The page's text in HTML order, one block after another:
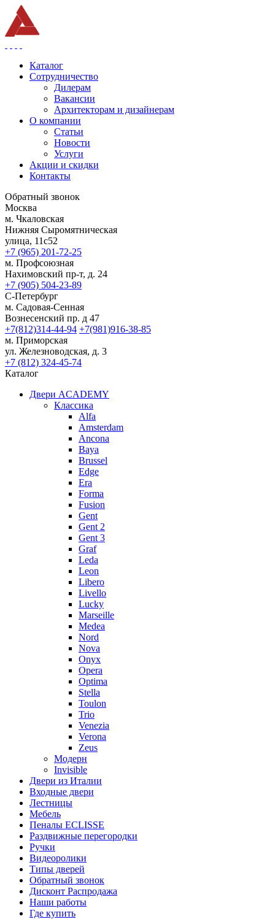
Каталог
Сотрудничество
Дилерам
Вакансии
Архитекторам и дизайнерам
О компании
Статьи
Новости
Услуги
Акции и скидки
Контакты
Обратный звонок
Москва
м. Чкаловская
Нижняя Сыромятническая
улица, 11с52
+7 (965) 201-72-25
м. Профсоюзная
Нахимовский пр-т, д. 24
+7 (905) 504-23-89
С-Петербург
м. Садовая-Сенная
Вознесенский пр. д 47
+7(812)314-44-94 +7(981)916-38-85
м. Приморская
ул. Железноводская, д. 3
+7 (812) 324-45-74
Каталог
Двери ACADEMY
Классика
Alfa
Amsterdam
Ancona
Baya
Brussel
Edge
Era
Forma
Fusion
Gent
Gent 2
Gent 3
Graf
Leda
Leon
Libero
Livello
Lucky
Marseille
Medea
Nord
Nova
Onyx
Opera
Optima
Stella
Toulon
Trio
Venezia
Verona
Zeus
Модерн
Invisible
Двери из Италии
Входные двери
Лестницы
Мебель
Пеналы ECLISSE
Раздвижные перегородки
Ручки
Видеоролики
Типы дверей
Обратный звонок
Дисконт Распродажа
Наши работы
Где купить